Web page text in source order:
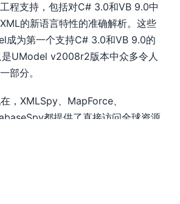
程支持，包括对C# 3.0和VB 9.0中
的新语言特性的准确解析。这些
成为第一个支持C# 3.0和VB 9.0的
UModel v2008r2版本中众多令人
部分。
，XMLSpy、MapForce、
都提供了直接访问全球资源